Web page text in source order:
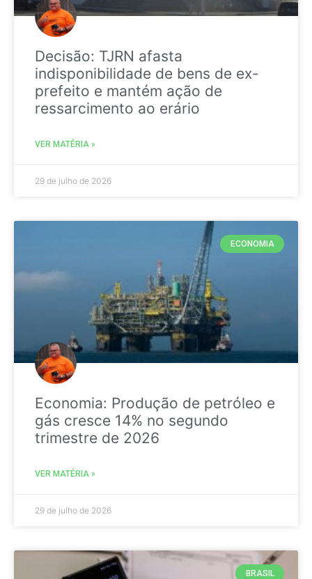
Decisão: TJRN afasta
indisponibilidade de bens de ex-
prefeito e mantém ação de
ressarcimento ao erário
VER MATÉRIA »
29 de julho de 2026
ECONOMIA
Economia: Produção de petróleo e
gás cresce 14% no segundo
trimestre de 2026
VER MATÉRIA »
29 de julho de 2026
BRASIL